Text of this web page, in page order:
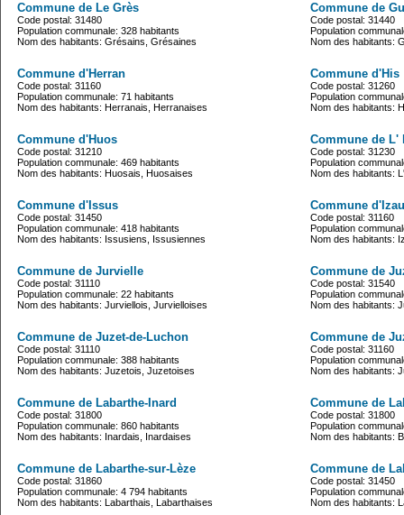
Commune de Le Grès
Code postal: 31480
Population communale: 328 habitants
Nom des habitants: Grésains, Grésaines
Commune de
Code postal: 31440
Population
Nom des habitants:
Commune d'Herran
Code postal: 31160
Population communale: 71 habitants
Nom des habitants: Herranais, Herranaises
Commune d'His
Code postal: 31260
Population
Nom des habitants:
Commune d'Huos
Code postal: 31210
Population communale: 469 habitants
Nom des habitants: Huosais, Huosaises
Commune de L'
Code postal: 31230
Population
Nom des habitants:
Commune d'Issus
Code postal: 31450
Population communale: 418 habitants
Nom des habitants: Issusiens, Issusiennes
Commune
Code postal: 31160
Population
Nom des habitants:
Commune de Jurvielle
Code postal: 31110
Population communale: 22 habitants
Nom des habitants: Jurviellois, Jurvielloises
Commune de
Code postal: 31540
Population
Nom des habitants:
Commune de Juzet-de-Luchon
Code postal: 31110
Population communale: 388 habitants
Nom des habitants: Juzetois, Juzetoises
Commune de
Code postal: 31160
Population
Nom des habitants:
Commune de Labarthe-Inard
Code postal: 31800
Population communale: 860 habitants
Nom des habitants: Inardais, Inardaises
Commune de
Code postal: 31800
Population
Nom des habitants:
Commune de Labarthe-sur-Lèze
Code postal: 31860
Population communale: 4 794 habitants
Nom des habitants: Labarthais, Labarthaises
Commune de
Code postal: 31450
Population
Nom des habitants: